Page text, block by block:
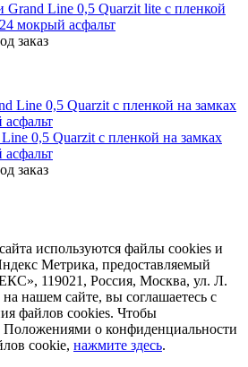
Line 0,5 Quarzit lite с пленкой
мокрый асфальт
заказ
0,5 Quarzit с пленкой на замках
заказ
используются файлы cookies и
Метрика, предоставляемый
119021, Россия, Москва, ул. Л.
нашем сайте, вы соглашаетесь с
файлов cookies. Чтобы
Положениями о конфиденциальности
cookie, нажмите здесь.